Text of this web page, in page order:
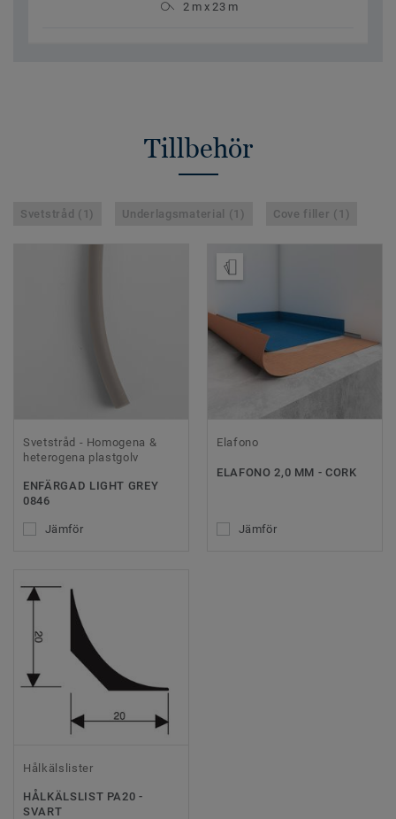
2 m x 23 m
Tillbehör
Svetstråd (1) Underlagsmaterial (1) Cove filler (1)
Svetstråd - Homogena &
heterogena plastgolv
ENFÄRGAD LIGHT GREY
0846
Jämför
Elafono
ELAFONO 2,0 MM - CORK
Jämför
Hålkälslister
HÅLKÄLSLIST PA20 -
SVART